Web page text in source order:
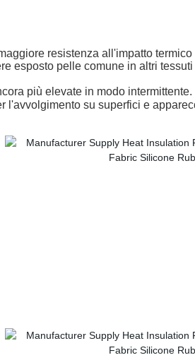
resistenza all'impatto
esposto pelle comune in altri
più elevate in modo
l'avvolgimento su superfici e